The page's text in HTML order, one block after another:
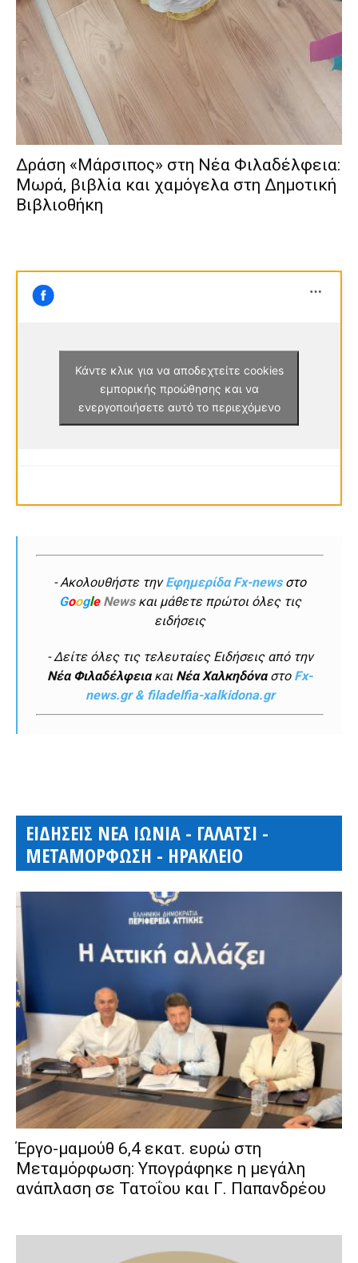
Δράση «Μάρσιπος» στη Νέα Φιλαδέλφεια:
Μωρά, βιβλία και χαμόγελα στη Δημοτική
Βιβλιοθήκη
Κάντε κλικ για να αποδεχτείτε cookies
εμπορικής προώθησης και να
ενεργοποιήσετε αυτό το περιεχόμενο
- Ακολουθήστε τηνΕφημερίδα Fx-newsστο
Google Newsκαι μάθετε πρώτοι όλες τις
ειδήσεις
- Δείτε όλες τις τελευταίες Ειδήσεις από την
Νέα Φιλαδέλφειακαι Νέα Χαλκηδόναστο Fx-
news.gr & filadelfia-xalkidona.gr
ΕΙΔΗΣΕΙΣ ΝΕΑ ΙΩΝΙΑ - ΓΑΛΑΤΣΙ -
ΜΕΤΑΜΟΡΦΩΣΗ - ΗΡΑΚΛΕΙΟ
Έργο-μαμούθ 6,4 εκατ. ευρώ στη
Μεταμόρφωση: Υπογράφηκε η μεγάλη
ανάπλαση σε Τατοΐου και Γ. Παπανδρέου